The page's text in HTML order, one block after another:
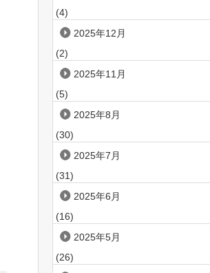
(4)
2025年12月
(2)
2025年11月
(5)
2025年8月
(30)
2025年7月
(31)
2025年6月
(16)
2025年5月
(26)